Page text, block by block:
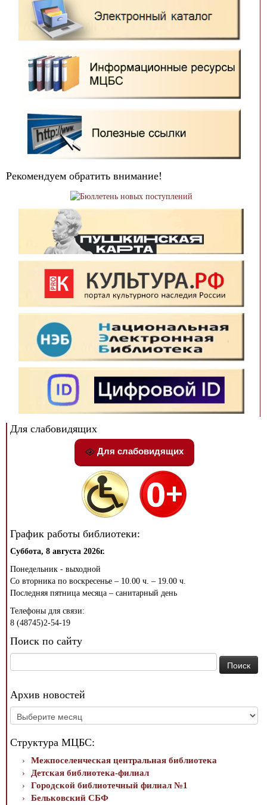
Рекомендуем обратить внимание!
Для слабовидящих
Для слабовидящих
График работы библиотеки:
Суббота, 8 августа 2026г.
Понедельник - выходной
Со вторника по воскресенье – 10.00 ч. – 19.00 ч.
Последняя пятница месяца – санитарный день
Телефоны для связи:
8 (48745)2-54-19
Поиск по сайту
Архив новостей
Архив
новостей
Структура МЦБС:
Межпоселенческая центральная библиотека
Детская библиотека-филиал
Городской библиотечный филиал №1
Бельковский СБФ